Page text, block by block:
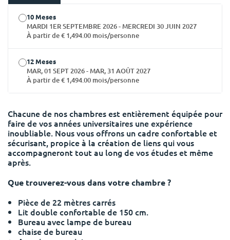
Deutsch
French
10 Meses
MARDI 1ER SEPTEMBRE 2026 - MERCREDI 30 JUIN 2027
À partir de € 1,494.00 mois/personne
12 Meses
MAR, 01 SEPT 2026 - MAR, 31 AOÛT 2027
À partir de € 1,494.00 mois/personne
Chacune de nos chambres est entièrement équipée pour
faire de vos années universitaires une expérience
inoubliable. Nous vous offrons un cadre confortable et
sécurisant, propice à la création de liens qui vous
accompagneront tout au long de vos études et même
après.
Que trouverez-vous dans votre chambre ?
Pièce de 22 mètres carrés
Lit double confortable de 150 cm.
Bureau avec lampe de bureau
chaise de bureau